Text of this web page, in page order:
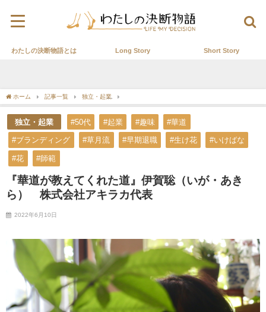
わたしの決断物語とは Long Story Short Story
ホーム 記事一覧 独立・起業
独立・起業 #50代 #起業 #趣味 #華道
#ブランディング #草月流 #早期退職 #生け花 #いけばな
#花 #師範
『華道が教えてくれた道』伊賀聡（いが・あき
ら） 株式会社アキラカ代表
2022年6月10日